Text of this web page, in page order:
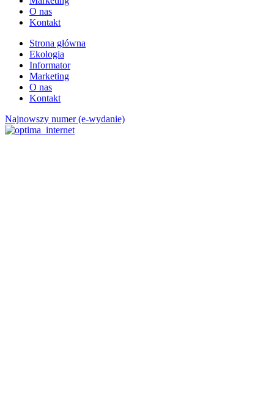
O nas
Kontakt
Strona główna
Ekologia
Informator
Marketing
O nas
Kontakt
Najnowszy numer (e-wydanie)